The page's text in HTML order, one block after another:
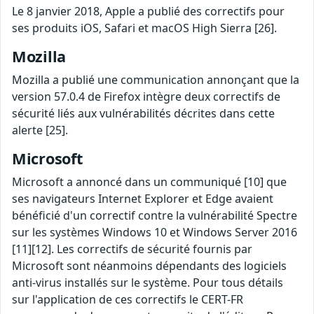
Le 8 janvier 2018, Apple a publié des correctifs pour
ses produits iOS, Safari et macOS High Sierra [26].
Mozilla
Mozilla a publié une communication annonçant que la
version 57.0.4 de Firefox intègre deux correctifs de
sécurité liés aux vulnérabilités décrites dans cette
alerte [25].
Microsoft
Microsoft a annoncé dans un communiqué [10] que
ses navigateurs Internet Explorer et Edge avaient
bénéficié d'un correctif contre la vulnérabilité Spectre
sur les systèmes Windows 10 et Windows Server 2016
[11][12]. Les correctifs de sécurité fournis par
Microsoft sont néanmoins dépendants des logiciels
anti-virus installés sur le système. Pour tous détails
sur l'application de ces correctifs le CERT-FR